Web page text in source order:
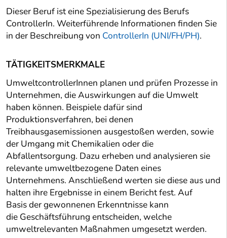
Dieser Beruf ist eine Spezialisierung des Berufs
ControllerIn. Weiterführende Informationen finden Sie
in der Beschreibung von ControllerIn (UNI/FH/PH).
TÄTIGKEITSMERKMALE
UmweltcontrollerInnen planen und prüfen Prozesse in
Unternehmen, die Auswirkungen auf die Umwelt
haben können. Beispiele dafür sind
Produktionsverfahren, bei denen
Treibhausgasemissionen ausgestoßen werden, sowie
der Umgang mit Chemikalien oder die
Abfallentsorgung. Dazu erheben und analysieren sie
relevante umweltbezogene Daten eines
Unternehmens. Anschließend werten sie diese aus und
halten ihre Ergebnisse in einem Bericht fest. Auf
Basis der gewonnenen Erkenntnisse kann
die Geschäftsführung entscheiden, welche
umweltrelevanten Maßnahmen umgesetzt werden.